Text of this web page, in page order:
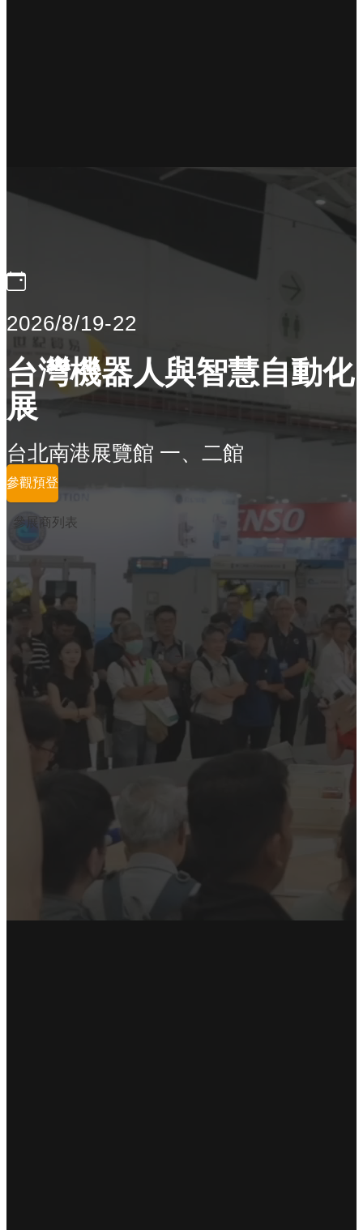
2026/8/19-22
台灣機器人與智慧自動化
展
台北南港展覽館 一、二館
參觀預登
參展商列表